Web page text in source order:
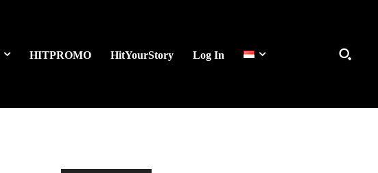
HITPROMO HitYourStory Log In